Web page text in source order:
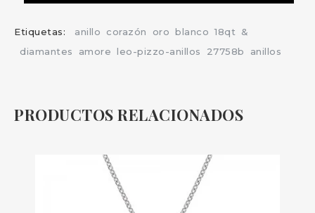
Etiquetas: anillo corazón oro blanco 18qt
&
diamantes
amore leo-pizzo-anillos 27758b anillos
PRODUCTOS RELACIONADOS